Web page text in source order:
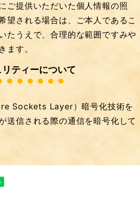
ご提供いただいた個人情報の照
望される場合は、ご本人であるこ
たうえで、合理的な範囲ですみや
ます。
ティーについて
Sockets Layer）暗号化技術を
送信される際の通信を暗号化して